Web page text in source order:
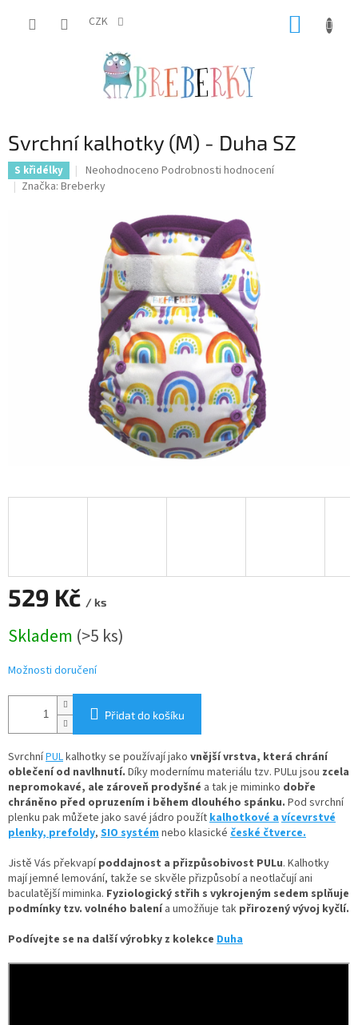
CZK
Svrchní kalhotky (M) - Duha SZ
S křidélky
Průměrné
hodnocení
hvězdiček.
Neohodnoceno Podrobnosti hodnocení
Značka: Breberky
529 Kč / ks
cena:
Skladem (>5 ks)
Možnosti doručení
Přidat do košíku
SvrchníPULkalhotky se používají jako vnější vrstva, která chrání
oblečení od navlhnutí. Díkymodernímu materiálu tzv. PULu jsou zcela
nepromokavé, ale zároveň prodyšné a tak je miminko dobře
chráněno před opruzením i během dlouhého spánku. Pod svrchní
plenku pak můžete jako savé jádro použítkalhotkové avícevrstvé
plenky,prefoldy, SIO systémnebo klasické české čtverce.
Jistě Vás překvapípoddajnost a přizpůsobivost PULu. Kalhotky
mají jemné lemování, takže se skvěle přizpůsobí a neotlačují ani
baculatější miminka. Fyziologický střih s vykrojeným sedem splňuje
podmínky tzv. volného balenía umožňuje tak přirozený vývoj kyčlí.
Podívejte se na další výrobky z kolekce Duha